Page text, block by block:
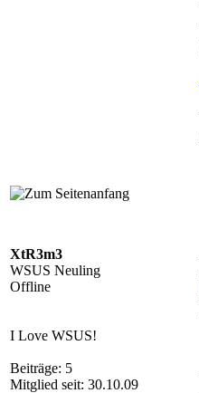
XtR3m3
WSUS Neuling
Offline
I Love WSUS!
Beiträge: 5
Mitglied seit: 30.10.09